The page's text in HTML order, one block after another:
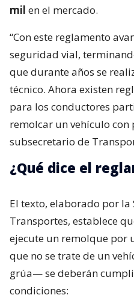
mil en el mercado.
“Con este reglamento
seguridad vial,
que durante años se
técnico. Ahora existen
para los conductores
remolcar un vehículo con
subsecretario de
¿Qué dice el
El texto, elaborado por la
Transportes, establece
ejecute un remolque
que no se trate de un
grúa— se deberán
condiciones: